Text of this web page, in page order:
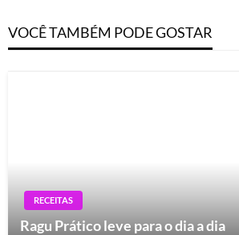
VOCÊ TAMBÉM PODE GOSTAR
RECEITAS
Ragu Prático leve para o dia a dia